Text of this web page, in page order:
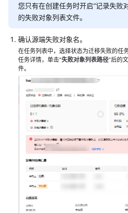
问
题
高
频
常
问
题
产
品
咨
迁
制
您只有在创建任务时开启“记录失败
的失败对象列表文件。
确认源端失败对象名。
在任务列表中，选择状态为迁移失败的任
任务详情，单击“失败对象列表路径”后的
件。